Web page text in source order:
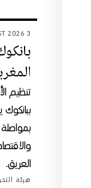
3 AUGUST 2026
تنظيم
ببانكوك
بمواصلة
العريق.
هيئة